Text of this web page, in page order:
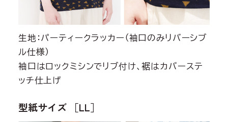
生地：パーティークラッカー（袖口のみリバーシブ
ル仕様）
袖口はロックミシンでリブ付け、裾はカバーステ
ッチ仕上げ
型紙サイズ ［LL］